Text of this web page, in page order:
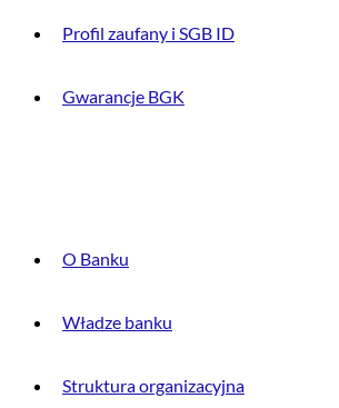
Profil zaufany i SGB ID
Gwarancje BGK
O Banku
Władze banku
Struktura organizacyjna